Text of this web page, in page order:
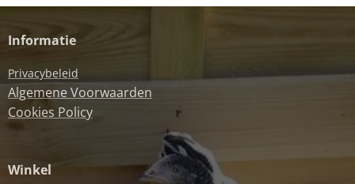
Informatie
Privacybeleid
Algemene Voorwaarden
Cookies Policy
Winkel